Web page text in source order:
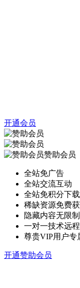
开通会员
赞助会员
全站免广告
全站交流互动
全站免积分下载
稀缺资源免费
隐藏内容无限
一对一技术远
尊贵VIP用户专
开通赞助会员